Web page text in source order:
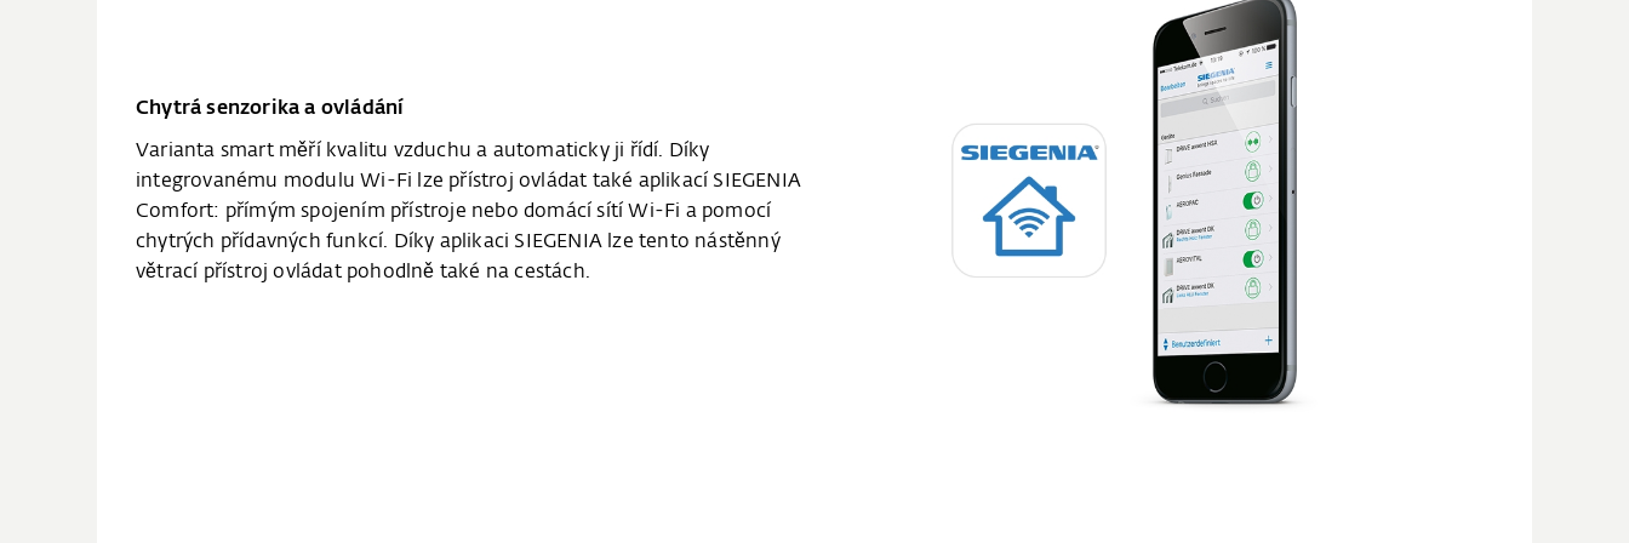
Chytrá senzorika a ovládání
Varianta smart měří kvalitu vzduchu a automaticky ji řídí. Díky
integrovanému modulu Wi-Fi lze přístroj ovládat také aplikací SIEGENIA
Comfort: přímým spojením přístroje nebo domácí sítí Wi-Fi a pomocí
chytrých přídavných funkcí. Díky aplikaci SIEGENIA lze tento nástěnný
větrací přístroj ovládat pohodlně také na cestách.